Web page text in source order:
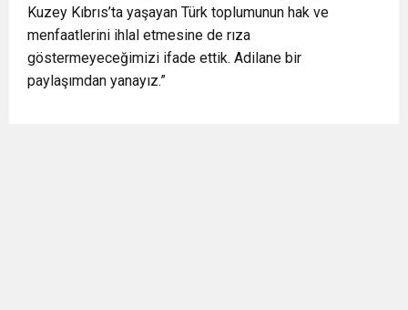
Kuzey Kıbrıs’ta yaşayan Türk toplumunun hak ve
menfaatlerini ihlal etmesine de rıza
göstermeyeceğimizi ifade ettik. Adilane bir
paylaşımdan yanayız.”